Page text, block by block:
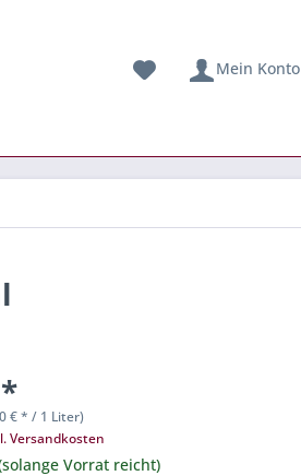
Mein Konto
€ * / 1 Liter)
Versandkosten
Vorrat reicht)